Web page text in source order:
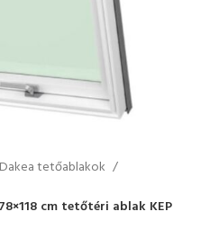
Dakea tetőablakok
cm tetőtéri ablak KEP